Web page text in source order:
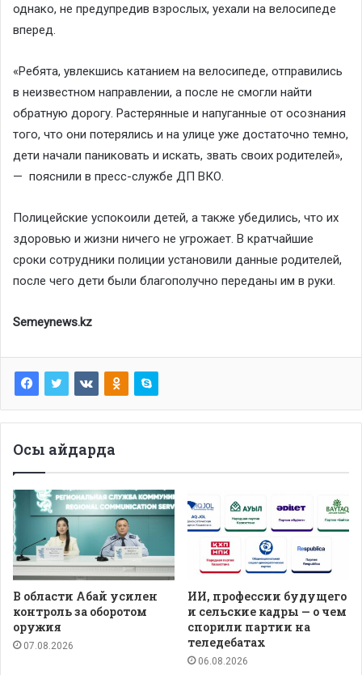
однако, не предупредив взрослых, уехали на велосипеде
вперед.
«Ребята, увлекшись катанием на велосипеде, отправились
в неизвестном направлении, а после не смогли найти
обратную дорогу. Растерянные и напуганные от осознания
того, что они потерялись и на улице уже достаточно темно,
дети начали паниковать и искать, звать своих родителей»,
— пояснили в пресс-службе ДП ВКО.
Полицейские успокоили детей, а также убедились, что их
здоровью и жизни ничего не угрожает. В кратчайшие
сроки сотрудники полиции установили данные родителей,
после чего дети были благополучно переданы им в руки.
Semeynews.kz
Осы айдарда
В области Абай усилен
контроль за оборотом
оружия
07.08.2026
ИИ, профессии будущего
и сельские кадры — о чем
спорили партии на
теледебатах
06.08.2026